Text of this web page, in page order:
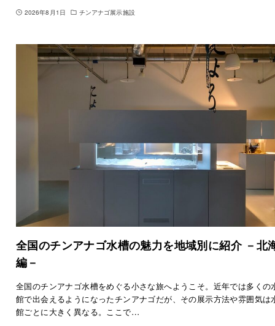
2026年8月1日 チンアナゴ展示施設
全国のチンアナゴ水槽の魅力を地域別に紹介 －北
編－
全国のチンアナゴ水槽をめぐる小さな旅へようこそ。近年では多くの
館で出会えるようになったチンアナゴだが、その展示方法や雰囲気は
館ごとに大きく異なる。ここで…